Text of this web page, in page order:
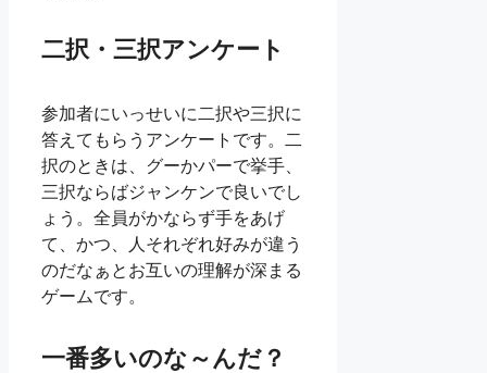
二択・三択アンケート
参加者にいっせいに二択や三択に
答えてもらうアンケートです。二
択のときは、グーかパーで挙手、
三択ならばジャンケンで良いでし
ょう。全員がかならず手をあげ
て、かつ、人それぞれ好みが違う
のだなぁとお互いの理解が深まる
ゲームです。
一番多いのな～んだ？